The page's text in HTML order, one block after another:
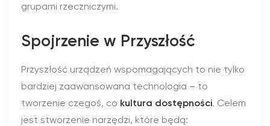
grupami rzeczniczymi.
Spojrzenie w Przyszłość
Przyszłość urządzeń wspomagających to nie tylko
bardziej zaawansowana technologia – to
tworzenie czegoś, co kultura dostępności. Celem
jest stworzenie narzędzi, które będą: